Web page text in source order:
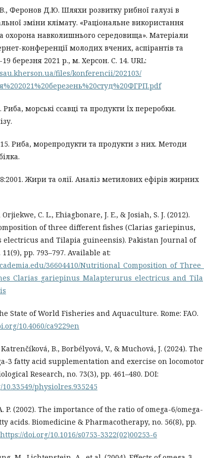
Феронов Д.Ю. Шляхи розвитку рибної галузі в
зміни клімату. «Раціональне використання
охорона навколишнього середовища». Матеріали
конференції молодих вчених, аспірантів та
19 березня 2021 р., м. Херсон. С. 14. URL:
files/konferencii/202103/
морські ссавці та продукти їх переробки.
Риба, морепродукти та продукти з них. Методи
Жири та олії. Аналіз метилових ефірів жирних
C. L., Ehiagbonare, J. E., & Josiah, S. J. (2012).
of three different fishes (Clarias gariepinus,
and Tilapia guineensis). Pakistan Journal of
pp. 793–797. Available at:
36604410/Nutritional_Composition_of_Three_
State of World Fisheries and Aquaculture. Rome: FAO.
10.4060/ca9229en
Katrenčíková, B., Borbélyová, V., & Muchová, J. (2024). The
3 fatty acid supplementation and exercise on locomotor
Research, no. 73(3), pp. 461–480. DOI:
physiolres.935245
P. (2002). The importance of the ratio of omega-6/omega-
acids. Biomedicine & Pharmacotherapy, no. 56(8), pp.
https://doi.org/10.1016/s0753-3322(02)00253-6